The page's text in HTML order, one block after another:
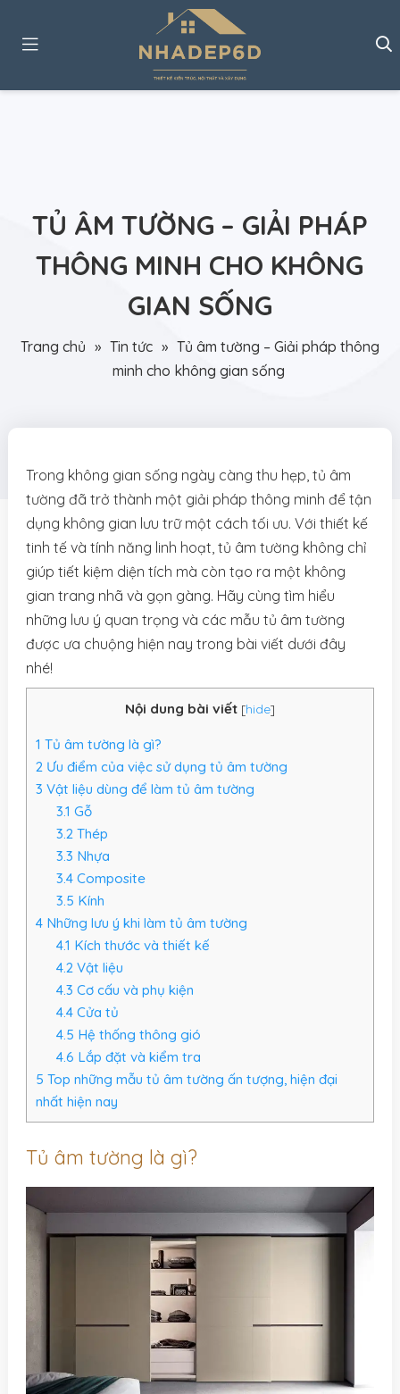
TỦ ÂM TƯỜNG – GIẢI PHÁP
THÔNG MINH CHO KHÔNG
GIAN SỐNG
Trang chủ » Tin tức » Tủ âm tường – Giải pháp thông
minh cho không gian sống
Trong không gian sống ngày càng thu hẹp, tủ âm
tường đã trở thành một giải pháp thông minh để tận
dụng không gian lưu trữ một cách tối ưu. Với thiết kế
tinh tế và tính năng linh hoạt, tủ âm tường không chỉ
giúp tiết kiệm diện tích mà còn tạo ra một không
gian trang nhã và gọn gàng. Hãy cùng tìm hiểu
những lưu ý quan trọng và các mẫu tủ âm tường
được ưa chuộng hiện nay trong bài viết dưới đây
nhé!
Nội dung bài viết [hide]
1 Tủ âm tường là gì?
2Ưu điểm của việc sử dụng tủ âm tường
3 Vật liệu dùng để làm tủ âm tường
3.1 Gỗ
3.2Thép
3.3 Nhựa
3.4Composite
3.5 Kính
4Những lưu ý khi làm tủ âm tường
4.1 Kích thước và thiết kế
4.2Vật liệu
4.3 Cơ cấu và phụ kiện
4.4Cửa tủ
4.5 Hệ thống thông gió
4.6 Lắp đặt và kiểm tra
5 Top những mẫu tủ âm tường ấn tượng, hiện đại
nhất hiện nay
Tủ âm tường là gì?